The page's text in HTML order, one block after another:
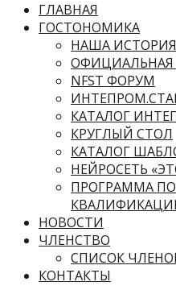
ГЛАВНАЯ
ГОСТОНОМИКА
НАША ИСТОРИЯ
ОФИЦИАЛЬНАЯ
NFST ФОРУМ
КАТАЛОГ
КРУГЛЫЙ СТОЛ
КАТАЛОГ
НЕЙРОСЕТЬ
ПРОГРАММА
НОВОСТИ
ЧЛЕНСТВО
СПИСОК
КОНТАКТЫ